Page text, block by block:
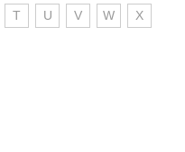
T U V W X